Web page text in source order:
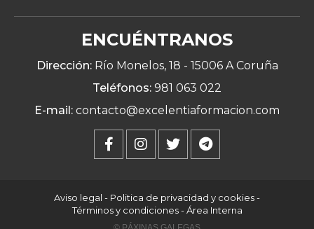
ENCUÉNTRANOS
Dirección:Río Monelos, 18 - 15006 A Coruña
Teléfonos: 981 063 022
E-mail: contacto@excelentiaformacion.com
Aviso legal - Politica de privacidad y cookies-
Términos y condiciones-Área Interna